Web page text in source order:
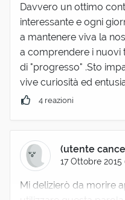
Davvero un ottimo
interessante e ogni
a mantenere viva la
a comprendere i nuovi
di "progresso" .Sto
vive curiosità ed
4 reazioni
(utente
17 Ottobre 2015
Mi delizierò da morire